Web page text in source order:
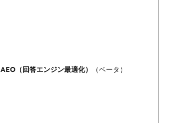
AEO（回答エンジン最適化） （ベータ）